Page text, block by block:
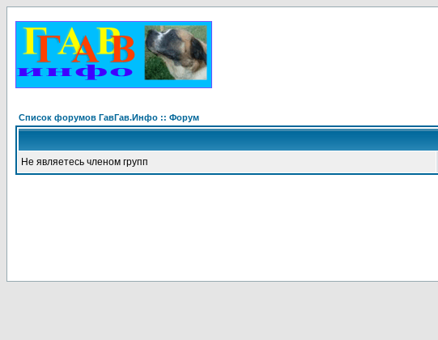
Список форумов ГавГав.Инфо :: Форум
Не являетесь членом групп